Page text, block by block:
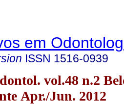
em
ISSN 1516-0939
vol.48 n.2
Apr./Jun. 2012